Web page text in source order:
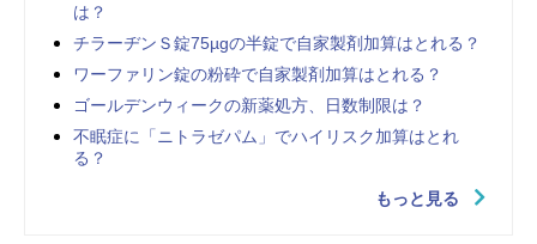
は？
チラーヂンＳ錠75µgの半錠で自家製剤加算はとれる？
ワーファリン錠の粉砕で自家製剤加算はとれる？
ゴールデンウィークの新薬処方、日数制限は？
不眠症に「ニトラゼパム」でハイリスク加算はとれ
る？
もっと見る